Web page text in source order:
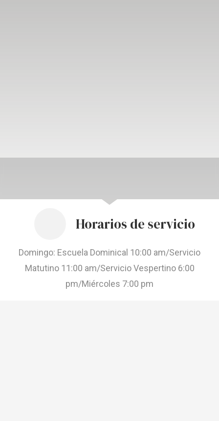
Horarios de servicio
Domingo: Escuela Dominical 10:00 am/Servicio
Matutino 11:00 am/Servicio Vespertino 6:00
pm/Miércoles 7:00 pm